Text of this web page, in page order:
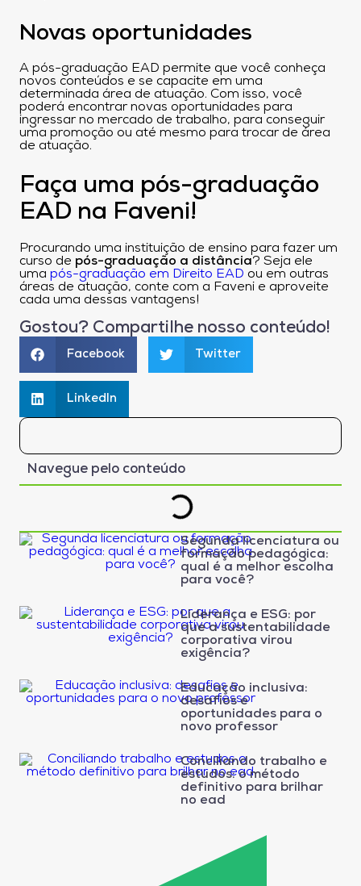
Novas oportunidades
A pós-graduação EAD permite que você conheça
novos conteúdos e se capacite em uma
determinada área de atuação. Com isso, você
poderá encontrar novas oportunidades para
ingressar no mercado de trabalho, para conseguir
uma promoção ou até mesmo para trocar de área
de atuação.
Faça uma pós-graduação
EAD na Faveni!
Procurando uma instituição de ensino para fazer um
curso de pós-graduação a distância? Seja ele
uma pós-graduação em Direito EAD ou em outras
áreas de atuação, conte com a Faveni e aproveite
cada uma dessas vantagens!
Gostou? Compartilhe nosso conteúdo!
Facebook Twitter
LinkedIn
Navegue pelo conteúdo
Segunda licenciatura ou
formação pedagógica:
qual é a melhor escolha
para você?
Liderança e ESG: por
que a sustentabilidade
corporativa virou
exigência?
Educação inclusiva:
desafios e
oportunidades para o
novo professor
Conciliando trabalho e
estudos: o método
definitivo para brilhar
no ead